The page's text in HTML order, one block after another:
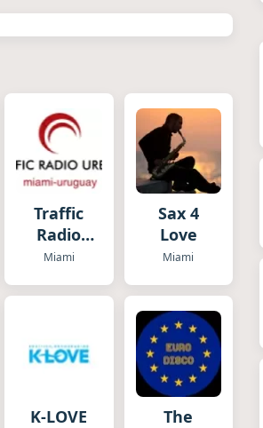
Traffic
Radio
Miami
Miami
Sax 4
Love
Miami
K-LOVE
The